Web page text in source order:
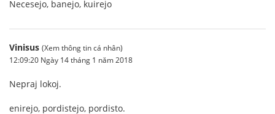
Necesejo, banejo, kuirejo
Vinisus (Xem thông tin cá nhân)
12:09:20 Ngày 14 tháng 1 năm 2018
Nepraj lokoj.
enirejo, pordistejo, pordisto.